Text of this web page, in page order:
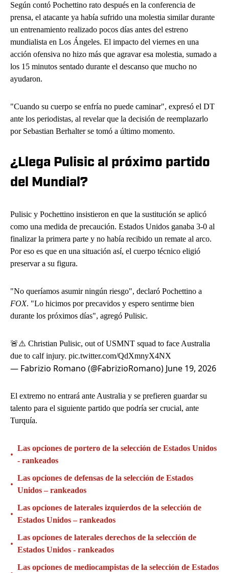
Según contó Pochettino rato después en la conferencia de
prensa, el atacante ya había sufrido una molestia similar durante
un entrenamiento realizado pocos días antes del estreno
mundialista en Los Ángeles. El impacto del viernes en una
acción ofensiva no hizo más que agravar esa molestia, sumado a
los 15 minutos sentado durante el descanso que mucho no
ayudaron.
"Cuando su cuerpo se enfría no puede caminar", expresó el DT
ante los periodistas, al revelar que la decisión de reemplazarlo
por Sebastian Berhalter se tomó a último momento.
¿Llega Pulisic al próximo partido
del Mundial?
Pulisic y Pochettino insistieron en que la sustitución se aplicó
como una medida de precaución. Estados Unidos ganaba 3-0 al
finalizar la primera parte y no había recibido un remate al arco.
Por eso es que en una situación así, el cuerpo técnico eligió
preservar a su figura.
"No queríamos asumir ningún riesgo", declaró Pochettino a
FOX. "Lo hicimos por precavidos y espero sentirme bien
durante los próximos días", agregó Pulisic.
🚨⚠️ Christian Pulisic, out of USMNT squad to face Australia
due to calf injury. pic.twitter.com/QdXmnyX4NX
— Fabrizio Romano (@FabrizioRomano) June 19, 2026
El extremo no entrará ante Australia y se prefieren guardar su
talento para el siguiente partido que podría ser crucial, ante
Turquía.
•
Las opciones de portero de la selección de Estados Unidos
- rankeados
•
Las opciones de defensas de la selección de Estados
Unidos – rankeados
•
Las opciones de laterales izquierdos de la selección de
Estados Unidos – rankeados
•
Las opciones de laterales derechos de la selección de
Estados Unidos - rankeados
Las opciones de mediocampistas de la selección de Estados